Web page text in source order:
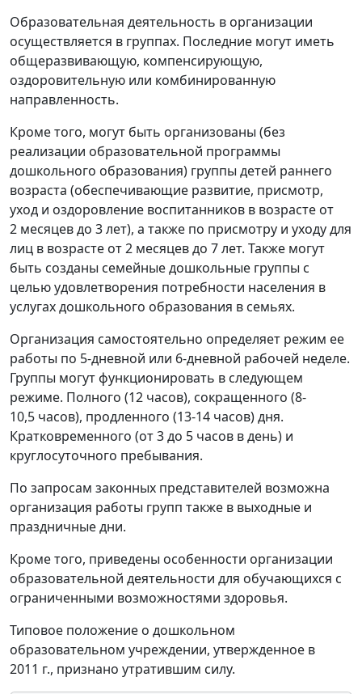
Образовательная деятельность в организации
осуществляется в группах. Последние могут иметь
общеразвивающую, компенсирующую,
оздоровительную или комбинированную
направленность.
Кроме того, могут быть организованы (без
реализации образовательной программы
дошкольного образования) группы детей раннего
возраста (обеспечивающие развитие, присмотр,
уход и оздоровление воспитанников в возрасте от
2 месяцев до 3 лет), а также по присмотру и уходу для
лиц в возрасте от 2 месяцев до 7 лет. Также могут
быть созданы семейные дошкольные группы с
целью удовлетворения потребности населения в
услугах дошкольного образования в семьях.
Организация самостоятельно определяет режим ее
работы по 5-дневной или 6-дневной рабочей неделе.
Группы могут функционировать в следующем
режиме. Полного (12 часов), сокращенного (8-
10,5 часов), продленного (13-14 часов) дня.
Кратковременного (от 3 до 5 часов в день) и
круглосуточного пребывания.
По запросам законных представителей возможна
организация работы групп также в выходные и
праздничные дни.
Кроме того, приведены особенности организации
образовательной деятельности для обучающихся с
ограниченными возможностями здоровья.
Типовое положение о дошкольном
образовательном учреждении, утвержденное в
2011 г., признано утратившим силу.